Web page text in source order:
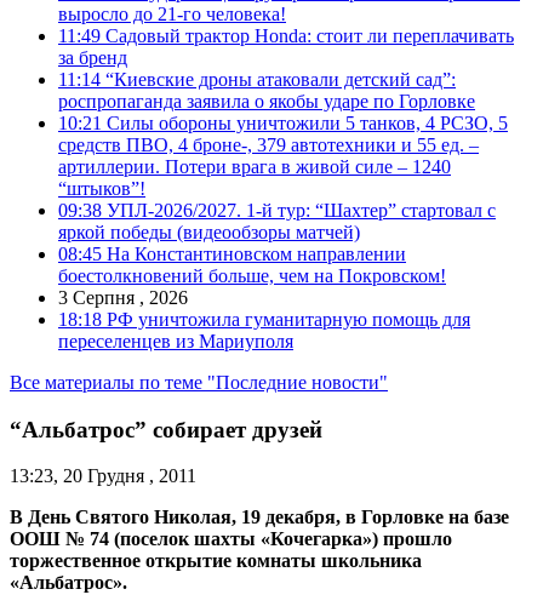
выросло до 21-го человека!
11:49 Садовый трактор Honda: стоит ли переплачивать
за бренд
11:14 “Киевские дроны атаковали детский сад”:
роспропаганда заявила о якобы ударе по Горловке
10:21 Силы обороны уничтожили 5 танков, 4 РСЗО, 5
средств ПВО, 4 броне-, 379 автотехники и 55 ед. –
артиллерии. Потери врага в живой силе – 1240
“штыков”!
09:38 УПЛ-2026/2027. 1-й тур: “Шахтер” стартовал с
яркой победы (видеообзоры матчей)
08:45 На Константиновском направлении
боестолкновений больше, чем на Покровском!
3 Серпня , 2026
18:18 РФ уничтожила гуманитарную помощь для
переселенцев из Мариуполя
Все материалы по теме "Последние новости"
“Альбатрос” собирает друзей
13:23, 20 Грудня , 2011
В День Святого Николая, 19 декабря, в Горловке на базе
ООШ № 74 (поселок шахты «Кочегарка») прошло
торжественное открытие комнаты школьника
«Альбатрос».